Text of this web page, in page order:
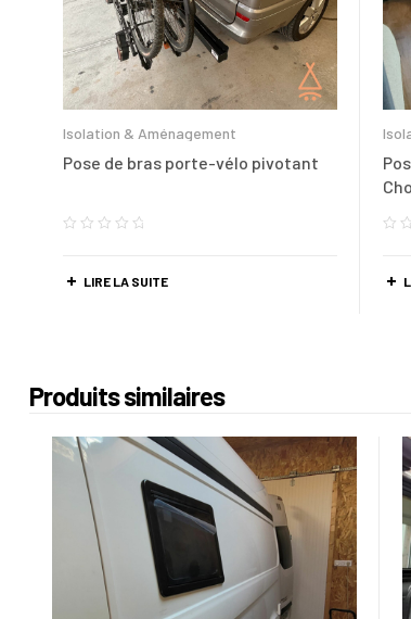
Isolation & Aménagement
Pose de bras porte-vélo pivotant
LIRE LA SUITE
Produits similaires